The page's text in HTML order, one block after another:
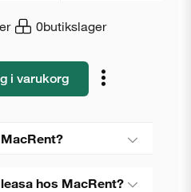
0butikslager
i varukorg
hos MacRent?